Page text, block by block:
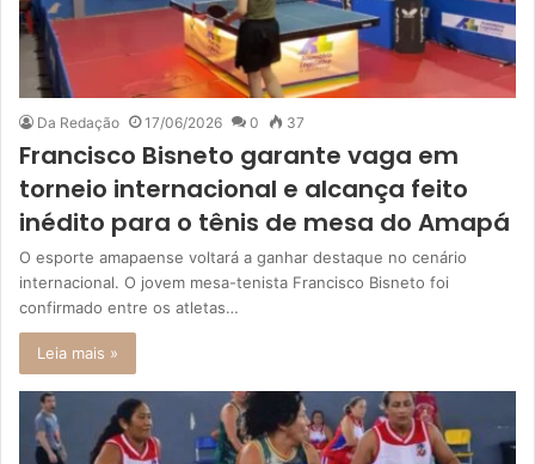
Da Redação 17/06/2026 0 37
Francisco Bisneto garante vaga em
torneio internacional e alcança feito
inédito para o tênis de mesa do Amapá
O esporte amapaense voltará a ganhar destaque no cenário
internacional. O jovem mesa-tenista Francisco Bisneto foi
confirmado entre os atletas…
Leia mais »